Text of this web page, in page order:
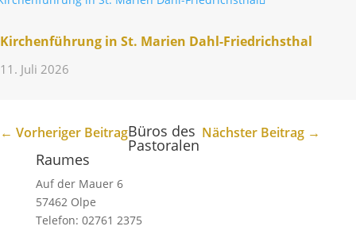
Kirchen­füh­rung in St. Marien Dahl-Friedrichsthal
11. Juli 2026
← Vorheriger Beitrag Nächster Beitrag →
Büros des
Pastoralen
Raumes
Auf der Mauer 6
57462 Olpe
Telefon: 02761 2375